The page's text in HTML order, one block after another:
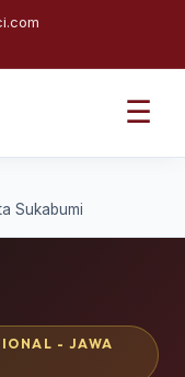
☰
Sukabumi
- JAWA